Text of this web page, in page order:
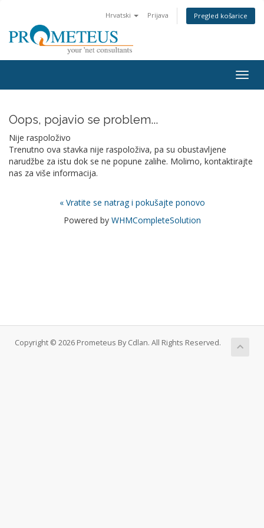
Hrvatski Prijava Pregled košarice
Oops, pojavio se problem...
Nije raspoloživo
Trenutno ova stavka nije raspoloživa, pa su obustavljene
narudžbe za istu dok se ne popune zalihe. Molimo, kontaktirajte
nas za više informacija.
« Vratite se natrag i pokušajte ponovo
Powered by WHMCompleteSolution
Copyright © 2026 Prometeus By Cdlan. All Rights Reserved.